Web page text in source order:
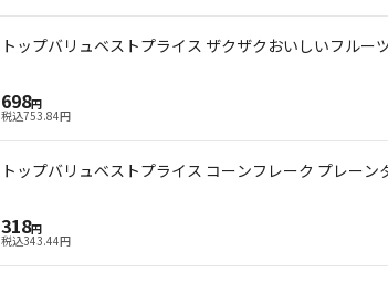
トップバリュベストプライス ザクザクおいしいフルー
698円
税込753.84円
トップバリュベストプライス コーンフレーク プレーン
318円
税込343.44円